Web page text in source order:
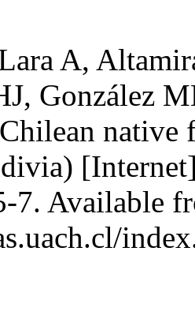
A,
González
native
7. Available